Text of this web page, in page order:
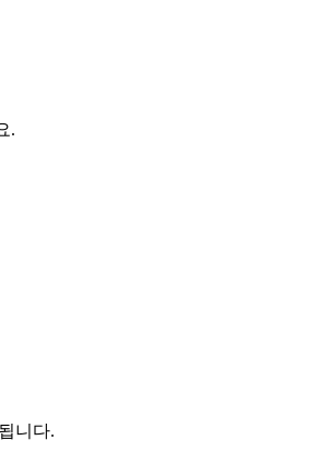
.
니다.